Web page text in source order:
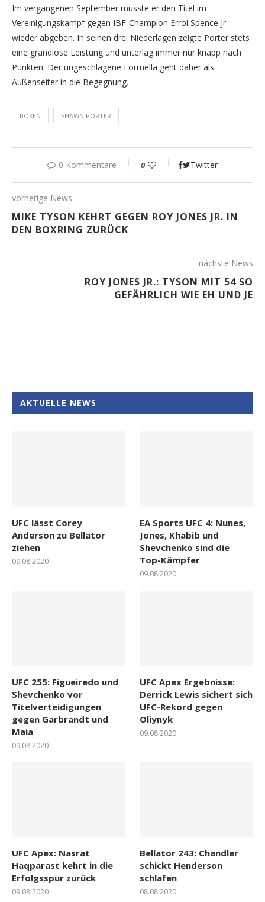
Im vergangenen September musste er den Titel im
Vereinigungskampf gegen IBF-Champion Errol Spence Jr.
wieder abgeben. In seinen drei Niederlagen zeigte Porter stets
eine grandiose Leistung und unterlag immer nur knapp nach
Punkten. Der ungeschlagene Formella geht daher als
Außenseiter in die Begegnung.
BOXEN SHAWN PORTER
0 Kommentare 0 Twitter
vorherige News
MIKE TYSON KEHRT GEGEN ROY JONES JR. IN
DEN BOXRING ZURÜCK
nächste News
ROY JONES JR.: TYSON MIT 54 SO
GEFÄHRLICH WIE EH UND JE
AKTUELLE NEWS
UFC lässt Corey
Anderson zu Bellator
ziehen
09.08.2020
EA Sports UFC 4: Nunes,
Jones, Khabib und
Shevchenko sind die
Top-Kämpfer
09.08.2020
UFC 255: Figueiredo und
Shevchenko vor
Titelverteidigungen
gegen Garbrandt und
Maia
09.08.2020
UFC Apex Ergebnisse:
Derrick Lewis sichert sich
UFC-Rekord gegen
Oliynyk
09.08.2020
UFC Apex: Nasrat
Haqparast kehrt in die
Erfolgsspur zurück
09.08.2020
Bellator 243: Chandler
schickt Henderson
schlafen
08.08.2020